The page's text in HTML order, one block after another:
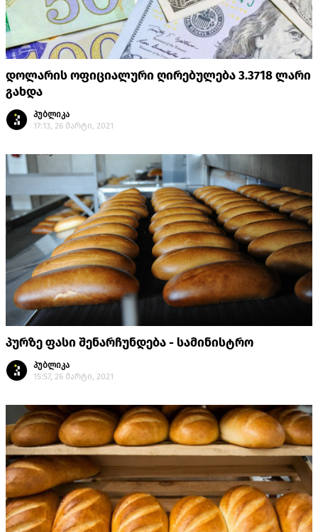
დოლარის ოფიციალური ღირებულება 3.3718 ლარი
გახდა
პუბლიკა
17:13, 26 მარტი, 2021
პურზე ფასი შენარჩუნდება - სამინისტრო
პუბლიკა
15:57, 26 მარტი, 2021